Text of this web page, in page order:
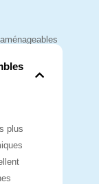
plus